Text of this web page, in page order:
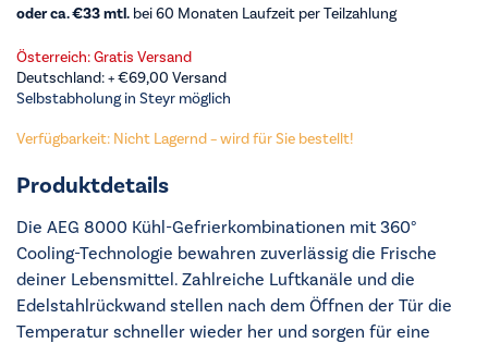
oder ca. €33 mtl. bei 60 Monaten Laufzeit per Teilzahlung
Österreich: Gratis Versand
Deutschland: +€69,00 Versand
Selbstabholung in Steyr möglich
Verfügbarkeit: Nicht Lagernd – wird für Sie bestellt!
Produktdetails
Die AEG 8000 Kühl-Gefrierkombinationen mit 360°
Cooling-Technologie bewahren zuverlässig die Frische
deiner Lebensmittel. Zahlreiche Luftkanäle und die
Edelstahlrückwand stellen nach dem Öffnen der Tür die
Temperatur schneller wieder her und sorgen für eine